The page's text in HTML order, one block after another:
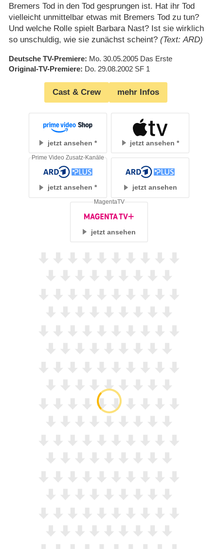
Bremers Tod in den Tod gesprungen ist. Hat ihr Tod
vielleicht unmittelbar etwas mit Bremers Tod zu tun?
Und welche Rolle spielt Barbara Nast? Ist sie wirklich
so unschuldig, wie sie zunächst scheint? (Text: ARD)
Deutsche TV-Premiere Mo. 30.05.2005 Das Erste
Original-TV-Premiere Do. 29.08.2002 SF 1
Cast & Crew mehr Infos
jetzt ansehen jetzt ansehen
jetzt ansehen
Prime Video Zusatz-Kanäle
jetzt ansehen
jetzt ansehen
MagentaTV